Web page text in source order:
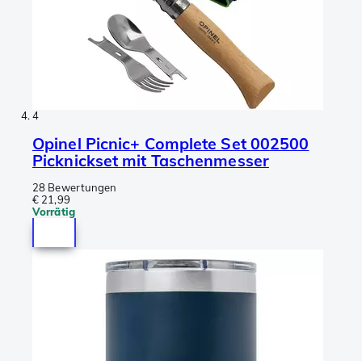
4
Opinel Picnic+ Complete Set 002500
Picknickset mit Taschenmesser
28 Bewertungen
€ 21,99
Vorrätig